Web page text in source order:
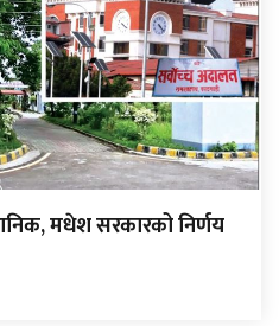
मधेश सरकारको निर्णय